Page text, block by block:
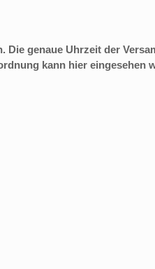
genaue Uhrzeit der
kann hier eingesehen